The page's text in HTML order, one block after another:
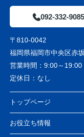
092-332-9085
〒810-0042
福岡県福岡市中央区赤
営業時間： 9:00～19:00
定休日： なし
トップページ
お役立ち情報